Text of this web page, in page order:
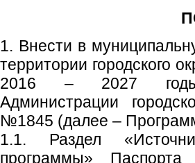
1. Внести в
территории городского
2016 – 2027 годы»,
Администрации
№1845 (далее –
1.1. Раздел
программы»